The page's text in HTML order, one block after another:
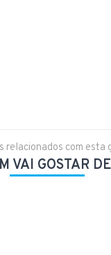
relacionados com esta
VAI GOSTAR